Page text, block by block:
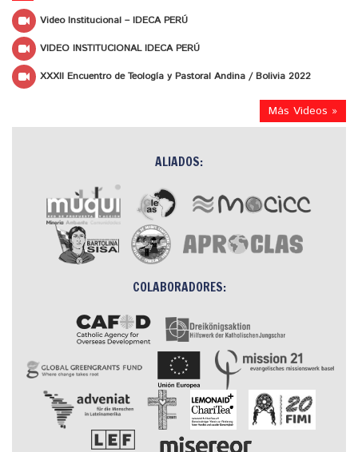
Video Institucional – IDECA PERÚ
VIDEO INSTITUCIONAL IDECA PERÚ
XXXII Encuentro de Teología y Pastoral Andina / Bolivia 2022
Más Videos »
ALIADOS:
COLABORADORES: